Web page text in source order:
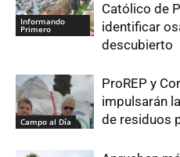
Informando
Primero
Católico de
identificar
descubierto
Campo al Día
ProREP y
impulsarán
de residuos